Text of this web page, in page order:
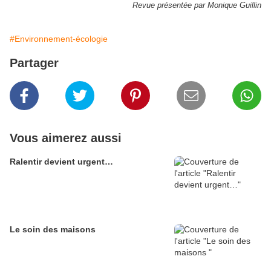
Revue présentée par Monique Guillin
#Environnement-écologie
Partager
Vous aimerez aussi
Ralentir devient urgent…
Le soin des maisons